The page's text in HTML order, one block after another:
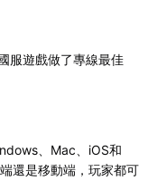
服遊戲做了專線最佳
、Mac、iOS和
還是移動端，玩家都可